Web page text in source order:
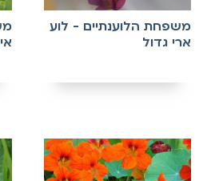
משפחת הלוענתיים - לוע
ארי גדול